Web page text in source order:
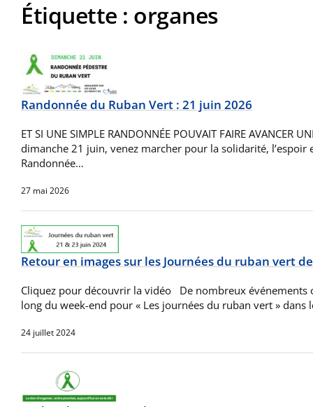
Étiquette : organes
Randonnée du Ruban Vert : 21 juin 2026
ET SI UNE SIMPLE RANDONNÉE POUVAIT FAIRE AVANCER
dimanche 21 juin, venez marcher pour la solidarité, l’espoir
Randonnée…
27 mai 2026
Retour en images sur les Journées du ruban vert
Cliquez pour découvrir la vidéo De nombreux événements
long du week-end pour « Les journées du ruban vert »
24 juillet 2024